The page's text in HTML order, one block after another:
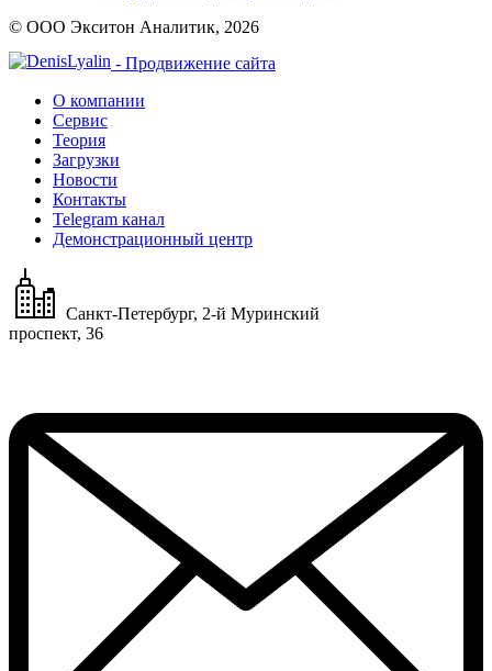
© ООО Экситон Аналитик, 2026
- Продвижение сайта
О компании
Сервис
Теория
Загрузки
Новости
Контакты
Telegram канал
Демонстрационный центр
Санкт-Петербург, 2-й Муринский
проспект, 36